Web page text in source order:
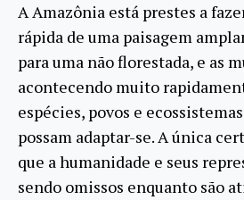
A Amazônia está prestes a
rápida de uma paisagem
para uma não florestada, e as
acontecendo muito
espécies, povos e
possam adaptar-se. A única
que a humanidade e seus
sendo omissos enquanto são